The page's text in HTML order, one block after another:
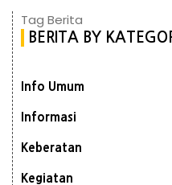
Tag Berita
BERITA BY
Info Umum
Informasi
Keberatan
Kegiatan